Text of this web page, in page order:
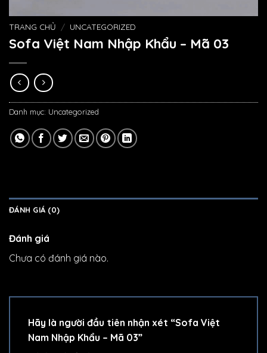
TRANG CHỦ / UNCATEGORIZED
Sofa Việt Nam Nhập Khẩu – Mã 03
Danh mục: Uncategorized
ĐÁNH GIÁ (0)
Đánh giá
Chưa có đánh giá nào.
Hãy là người đầu tiên nhận xét “Sofa Việt
Nam Nhập Khẩu – Mã 03”